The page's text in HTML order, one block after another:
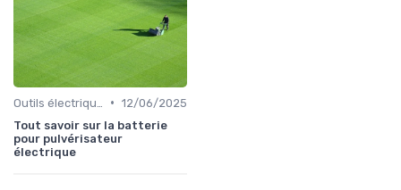
• 12/06/2025
Tout savoir sur la batterie
pour pulvérisateur
électrique